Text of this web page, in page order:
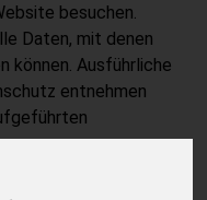
besuchen.
Daten, mit denen
können. Ausführliche
entnehmen